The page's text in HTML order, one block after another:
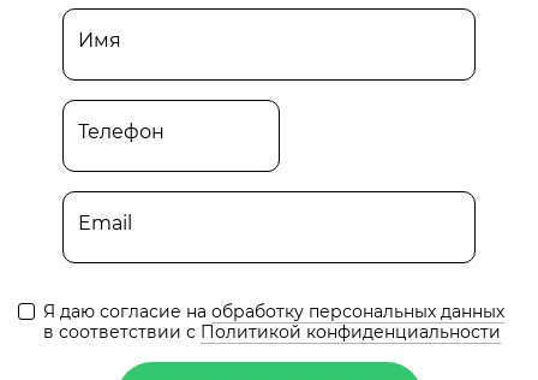
Имя
Телефон
Email
Я даю согласие на обработку персональных данных
в соответствии с Политикой конфиденциальности